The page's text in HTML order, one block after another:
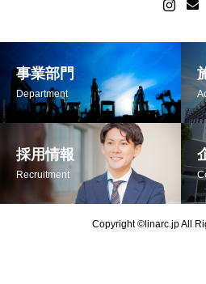
事業部門
Department
採用情報
Recruitment
Copyright ©linarc.jp All